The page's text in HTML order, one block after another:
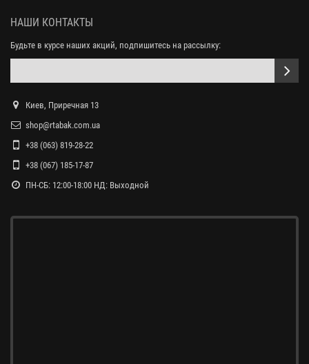
НАШИ КОНТАКТЫ
Будьте в курсе наших акций, подпишитесь на рассылку:
Киев, Приречная 13
shop@rtabak.com.ua
+38 (063) 819-28-22
+38 (067) 185-17-87
ПН-СБ: 12:00-18:00 НД: Выходной